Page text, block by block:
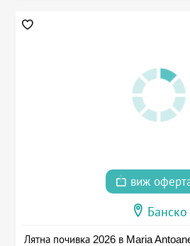
виж
Банско
Лятна почивка 2026 в Maria